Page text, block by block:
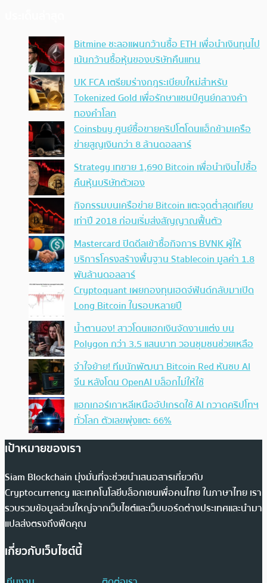
Bitmine ชะลอแผนกว้านซื้อ ETH เพื่อนำเงินทุนไป
เน้นกว้านซื้อหุ้นของบริษัทคืนแทน
UK FCA เตรียมร่างกฎระเบียบใหม่สำหรับ
Tokenized Gold เพื่อรักษาแชมป์ศูนย์กลางค้า
ทองคำโลก
Coinsbuy ศูนย์ซื้อขายคริปโตโดนแฮ็กข้ามเครือ
ข่ายสูญเงินกว่า 8 ล้านดอลลาร์
Strategy เทขาย 1,690 Bitcoin เพื่อนำเงินไปซื้อ
คืนหุ้นบริษัทตัวเอง
กิจกรรมบนเครือข่าย Bitcoin แตะจุดต่ำสุดเทียบ
เท่าปี 2018 ก่อนเริ่มส่งสัญญาณฟื้นตัว
Mastercard ปิดดีลเข้าซื้อกิจการ BVNK ผู้ให้
บริการโครงสร้างพื้นฐาน Stablecoin มูลค่า 1.8
พันล้านดอลลาร์
Cryptoquant เผยกองทุนเฮดจ์ฟันด์กลับมาเปิด
Long Bitcoin ในรอบหลายปี
น้ำตานอง! สาวโดนแฮกเงินจัดงานแต่ง บน
Polygon กว่า 3.5 แสนบาท วอนชุมชนช่วยเหลือ
จำใจย้าย! ทีมนักพัฒนา Bitcoin Red หันซบ AI
จีน หลังโดน OpenAI บล็อกไม่ให้ใช้
แฮกเกอร์เกาหลีเหนืออัปเกรดใช้ AI กวาดคริปโทฯ
ทั่วโลก ตัวเลขพุ่งแตะ 66%
เป้าหมายของเรา
Siam Blockchain มุ่งมั่นที่จะช่วยนำเสนอสารเกี่ยวกับ
Cryptocurrency และเทคโนโลยีบล็อกเชนเพื่อคนไทย ในภาษาไทย เรา
รวบรวมข้อมูลส่วนใหญ่จากเว็บไซต์และเว็บบอร์ดต่างประเทศและนำมา
แปลส่งตรงถึงฟีดคุณ
เกี่ยวกับเว็บไซต์นี้